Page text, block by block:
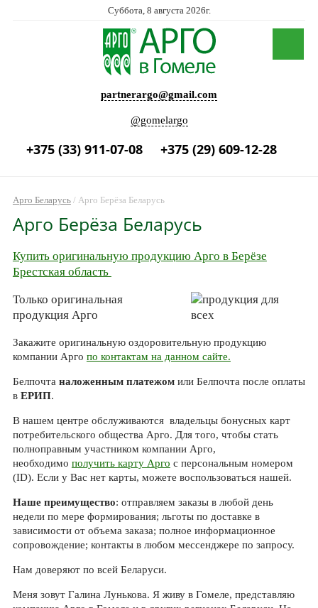
Суббота, 8 августа 2026г.
partnerargo@gmail.com
@gomelargo
+375 (33) 911-07-08 +375 (29) 609-12-28
Арго Беларусь/ Арго Берёза Беларусь
Арго Берёза Беларусь
Купить оригинальную продукцию Арго в Берёзе
Брестская область
Только оригинальная
продукция Арго
Закажите оригинальную оздоровительную продукцию
компании Арго по контактам на данном сайте.
Белпочта наложенным платежомили Белпочта после оплаты
в ЕРИП.
В нашем центре обслуживаются владельцы бонусных карт
потребительского общества Арго. Для того, чтобы стать
полноправным участником компании Арго,
необходимо получить карту Арго с персональным номером
(ID). Если у Вас нет карты, можете воспользоваться нашей.
Наше преимущество: отправляем заказы в любой день
недели по мере формирования; льготы по доставке в
зависимости от объема заказа; полное информационное
сопровождение; контакты в любом мессенджере по запросу.
Нам доверяют по всей Беларуси.
Меня зовут Галина Лунькова. Я живу в Гомеле, представляю